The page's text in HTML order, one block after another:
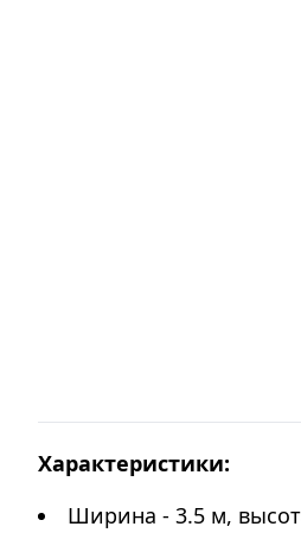
Характеристики:
Ширина - 3.5 м,